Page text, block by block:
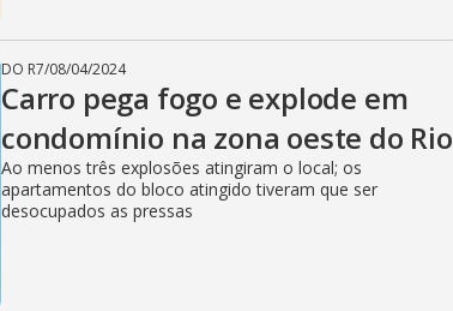
DO R7/08/04/2024
Carro pega fogo e explode em
condomínio na zona oeste do Rio
Ao menos três explosões atingiram o local; os
apartamentos do bloco atingido tiveram que ser
desocupados as pressas